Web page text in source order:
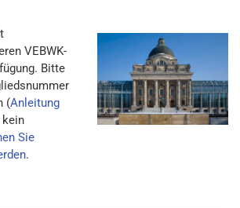
VEBWK-
Bitte
(Anleitung
Sie
.